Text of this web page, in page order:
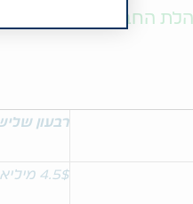
שתתקיים היום בשעה
רבעון שלישי,
4.5$ מיליארד